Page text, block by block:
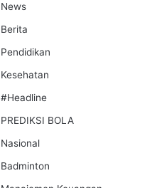
News
Berita
Pendidikan
Kesehatan
#Headline
PREDIKSI BOLA
Nasional
Badminton